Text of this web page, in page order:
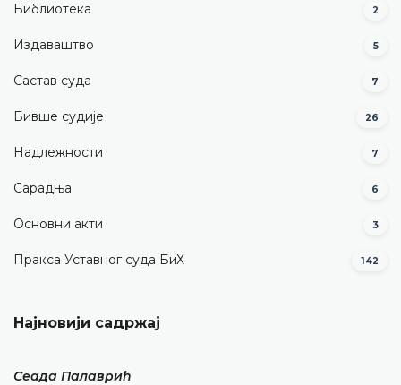
Библиотека 2
Издаваштво 5
Састав суда 7
Бивше судије 26
Надлежности 7
Сарадња 6
Основни акти 3
Пракса Уставног суда БиХ 142
Најновији садржај
Сеада Палаврић